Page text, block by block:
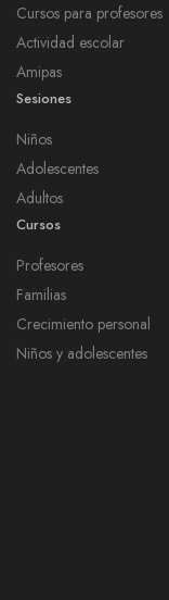
Cursos para profesores
Actividad escolar
Amipas
Sesiones
Niños
Adolescentes
Adultos
Cursos
Profesores
Familias
Crecimiento personal
Niños y adolescentes